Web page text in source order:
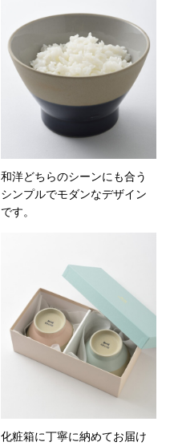
和洋どちらのシーンにも合う
シンプルでモダンなデザイン
です。
化粧箱に丁寧に納めてお届け